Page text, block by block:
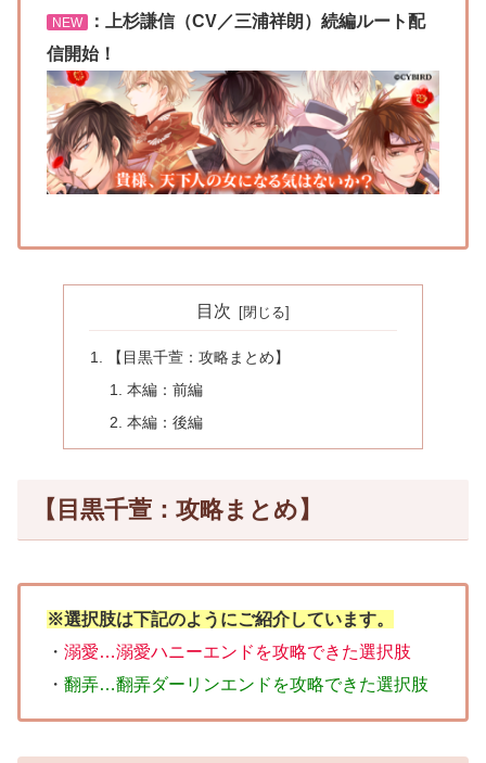
NEW
：上杉謙信（CV／三浦祥朗）続編ルート配
信開始！
目次
【目黒千萱：攻略まとめ】
本編：前編
本編：後編
【目黒千萱：攻略まとめ】
※選択肢は下記のようにご紹介しています。
・ 溺愛…溺愛ハニーエンドを攻略できた選択肢
・ 翻弄…翻弄ダーリンエンドを攻略できた選択肢